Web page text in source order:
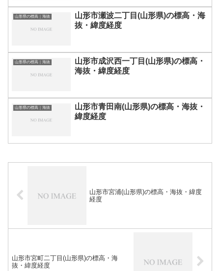
山形県の標高｜海抜
山形市瀬波二丁目(山形県)の標高・海
抜・緯度経度
山形県の標高｜海抜
山形市成沢西一丁目(山形県)の標高・
海抜・緯度経度
山形県の標高｜海抜
山形市青田南(山形県)の標高・海抜・
緯度経度
山形市宮浦(山形県)の標高・海抜・緯度
経度
山形市宮町二丁目(山形県)の標高・海
抜・緯度経度